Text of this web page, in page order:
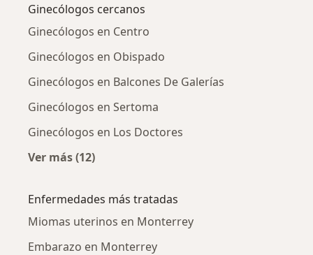
Ginecólogos cercanos
Ginecólogos en Centro
Ginecólogos en Obispado
Ginecólogos en Balcones De Galerías
Ginecólogos en Sertoma
Ginecólogos en Los Doctores
Ver más (12)
Enfermedades más tratadas
Miomas uterinos en Monterrey
Embarazo en Monterrey